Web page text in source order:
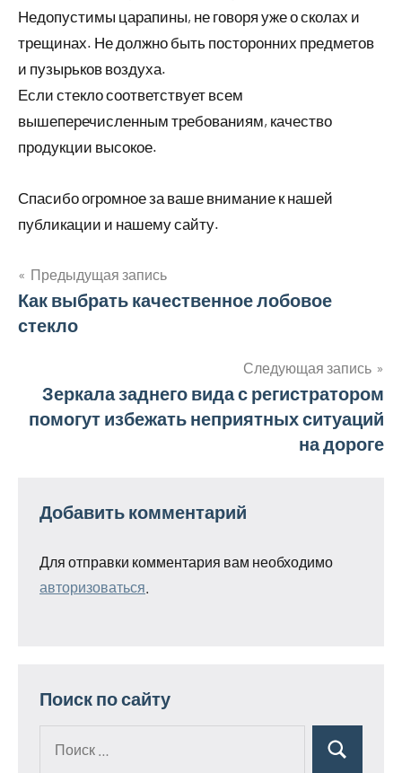
Недопустимы царапины, не говоря уже о сколах и
трещинах. Не должно быть посторонних предметов
и пузырьков воздуха.
Если стекло соответствует всем
вышеперечисленным требованиям, качество
продукции высокое.
Спасибо огромное за ваше внимание к нашей
публикации и нашему сайту.
Навигация
по
Предыдущая запись
Как выбрать качественное лобовое
стекло
Следующая запись
Зеркала заднего вида с регистратором
помогут избежать неприятных ситуаций
на дороге
Добавить комментарий
Для отправки комментария вам необходимо
авторизоваться
Поиск по сайту
Поиск